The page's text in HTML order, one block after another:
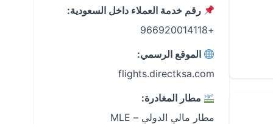
رقم خدمة العملاء داخل السعودية:
+966920014118
الموقع الرسمي:
flights.directksa.com
مطار المغادرة:
مطار مالي الدولي – MLE